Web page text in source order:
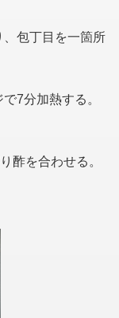
包丁目を一箇所
7分加熱する。
酢を合わせる。